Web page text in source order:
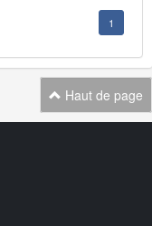
1
Haut de page